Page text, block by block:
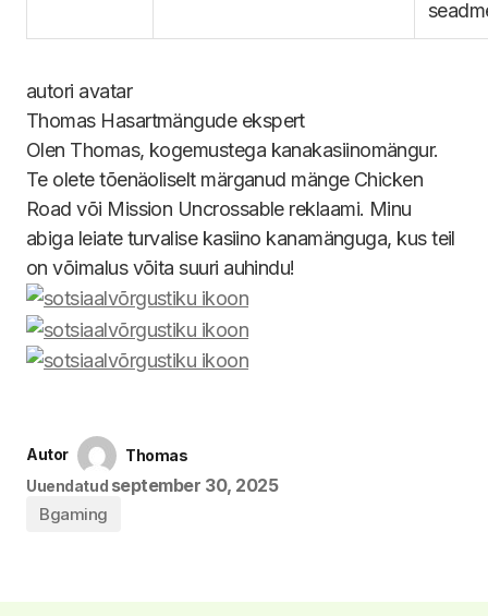
Thomas Hasartmängude ekspert
Olen Thomas, kogemustega kanakasiinomängur.
Te olete tõenäoliselt märganud mänge Chicken
Road või Mission Uncrossable reklaami. Minu
abiga leiate turvalise kasiino kanamänguga, kus teil
on võimalus võita suuri auhindu!
Autor
Thomas
Uuendatud september 30, 2025
Bgaming